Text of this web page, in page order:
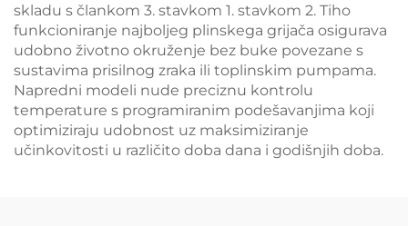
skladu s člankom 3. stavkom 1. stavkom 2. Tiho
funkcioniranje najboljeg plinskega grijača osigurava
udobno životno okruženje bez buke povezane s
sustavima prisilnog zraka ili toplinskim pumpama.
Napredni modeli nude preciznu kontrolu
temperature s programiranim podešavanjima koji
optimiziraju udobnost uz maksimiziranje
učinkovitosti u različito doba dana i godišnjih doba.